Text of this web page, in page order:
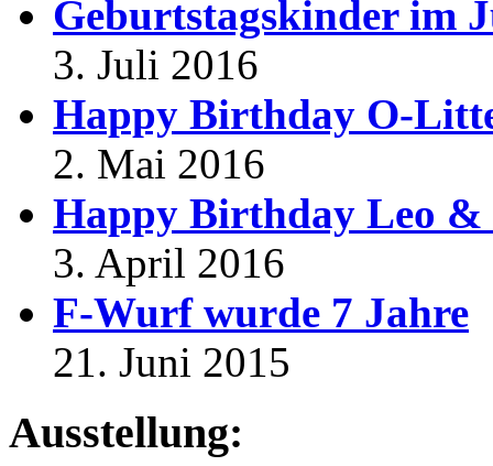
Geburtstagskinder im
3. Juli 2016
Happy Birthday O-
2. Mai 2016
Happy Birthday Leo &
3. April 2016
F-Wurf wurde 7 Jahre
21. Juni 2015
Ausstellung: